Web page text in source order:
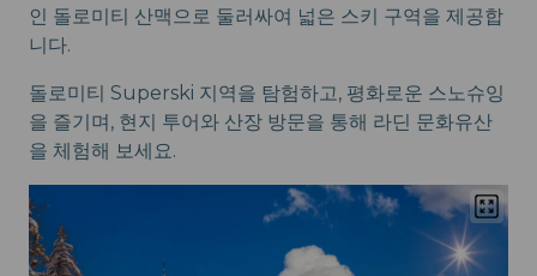
인 돌로미티 산맥으로 둘러싸여 넓은 스키 구역을 제공합
니다.
돌로미티 Superski 지역을 탐험하고, 평화로운 스노슈잉
을 즐기며, 현지 투어와 산장 방문을 통해 라딘 문화유산
을 체험해 보세요.